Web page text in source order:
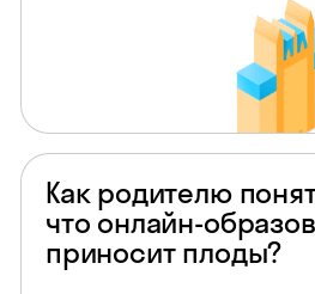
Как родителю
что онлайн-
приносит плоды?